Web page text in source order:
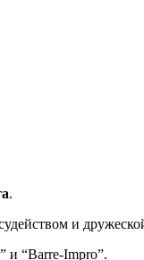
.
и
и “Barre-Impro”.